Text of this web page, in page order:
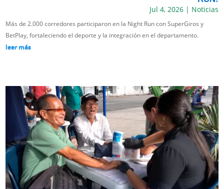
Jul 4, 2026| Noticias
Más de 2.000 corredores participaron en la Night Run con SuperGiros y
BetPlay, fortaleciendo el deporte y la integración en el departamento.
leer más